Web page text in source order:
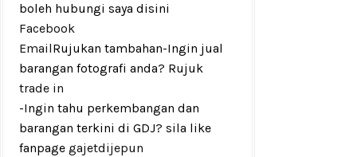
boleh hubungi saya disini
Facebook
EmailRujukan tambahan-Ingin jual
barangan fotografi anda? Rujuk
trade in
-Ingin tahu perkembangan dan
barangan terkini di GDJ? sila like
fanpage gajetdijepun